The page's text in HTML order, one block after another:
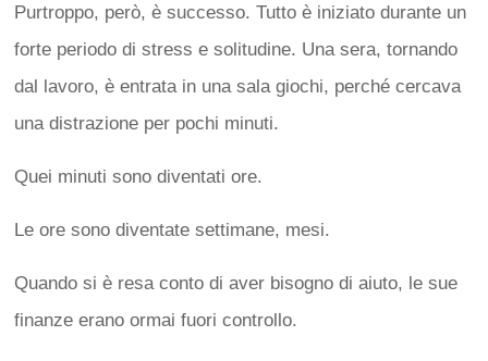
Purtroppo, però, è successo. Tutto è iniziato durante un
forte periodo di stress e solitudine. Una sera, tornando
dal lavoro, è entrata in una sala giochi, perché cercava
una distrazione per pochi minuti.
Quei minuti sono diventati ore.
Le ore sono diventate settimane, mesi.
Quando si è resa conto di aver bisogno di aiuto, le sue
finanze erano ormai fuori controllo.